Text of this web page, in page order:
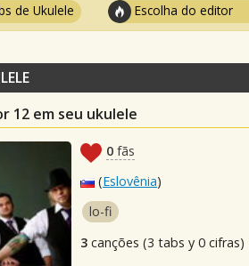
de Ukulele Escolha do editor
12 em seu ukulele
0 fãs
(Eslovênia)
lo-fi
3 canções (3 tabs y 0 cifras)